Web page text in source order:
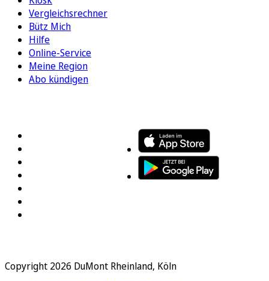
Vergleichsrechner
Bütz Mich
Hilfe
Online-Service
Meine Region
Abo kündigen
Copyright 2026 DuMont Rheinland, Köln